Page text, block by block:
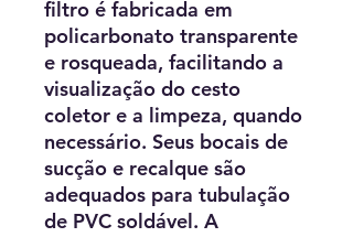
filtro é fabricada em
policarbonato transparente
e rosqueada, facilitando a
visualização do cesto
coletor e a limpeza, quando
necessário. Seus bocais de
sucção e recalque são
adequados para tubulação
de PVC soldável. A